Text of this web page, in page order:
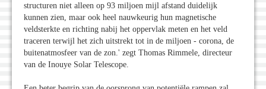
structuren niet alleen op 93 miljoen mijl afstand duidelijk
kunnen zien, maar ook heel nauwkeurig hun magnetische
veldsterkte en richting nabij het oppervlak meten en het veld
traceren terwijl het zich uitstrekt tot in de miljoen - corona, de
buitenatmosfeer van de zon.' zegt Thomas Rimmele, directeur
van de Inouye Solar Telescope.